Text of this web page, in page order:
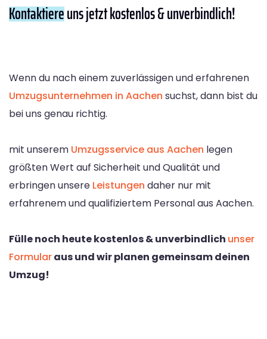
Kontaktiereuns jetzt kostenlos & unverbindlich!
Wenn du nach einem zuverlässigen und erfahrenen
Umzugsunternehmen in Aachen suchst, dann bist du
bei uns genau richtig.
mit unserem Umzugsservice aus Aachen legen
größten Wert auf Sicherheit und Qualität und
erbringen unsere Leistungen daher nur mit
erfahrenem und qualifiziertem Personal aus Aachen.
Fülle noch heute kostenlos & unverbindlich unser
Formularaus und wir planen gemeinsam deinen
Umzug!